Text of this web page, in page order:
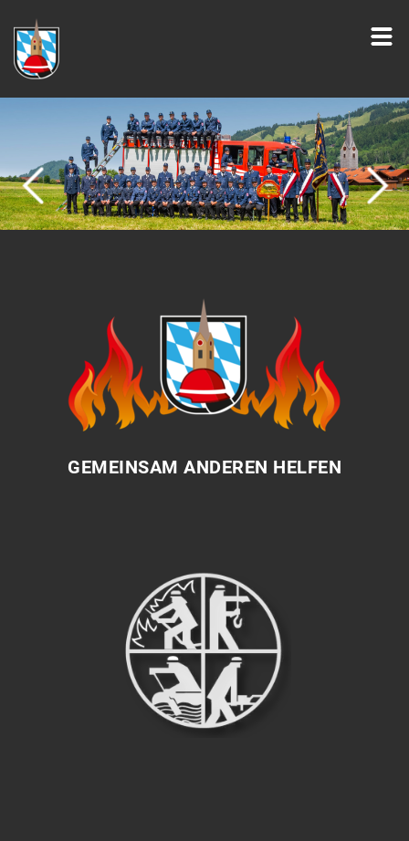
GEMEINSAM ANDEREN HELFEN